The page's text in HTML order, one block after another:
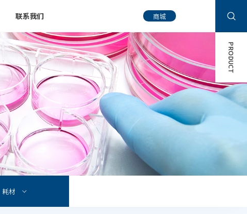
联系我们 商城
PRODUCT
耗材